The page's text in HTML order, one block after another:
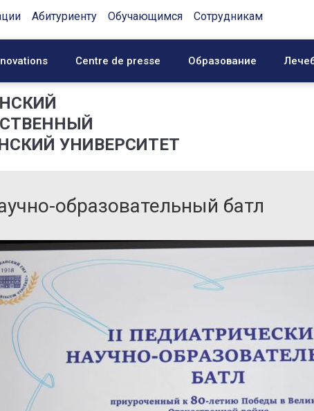
Абитуриенту Обучающимся Сотрудникам
Centre de presse Образование
УНИВЕРСИТЕТ
образовательный батл